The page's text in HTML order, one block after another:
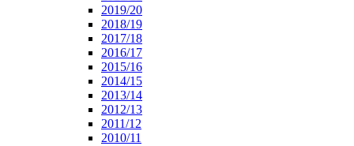
2019/20
2018/19
2017/18
2016/17
2015/16
2014/15
2013/14
2012/13
2011/12
2010/11